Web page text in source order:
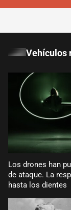
Vehículos
Los drones han
de ataque. La
hasta los dientes